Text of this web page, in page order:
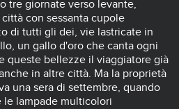
tre giornate verso levante,
con sessanta cupole
di tutti gli dei, vie lastricate in
un gallo d'oro che canta ogni
queste bellezze il viaggiatore già
in altre città. Ma la proprietà
una sera di settembre, quando
le lampade multicolori